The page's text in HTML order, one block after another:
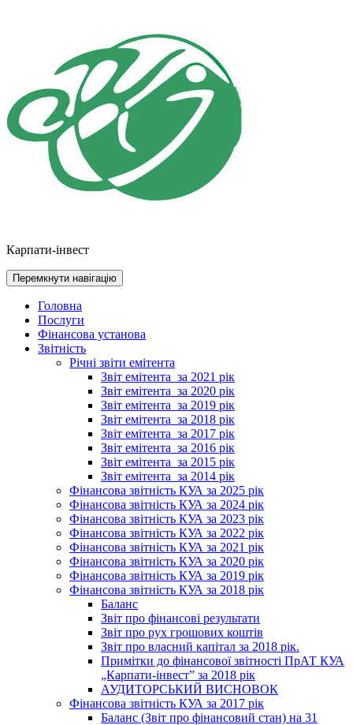
Карпати-інвест
Перемкнути навігацію
Головна
Послуги
Фінансова установа
Звітність
Річні звіти емітента
Звіт емітента_за 2021 рік
Звіт емітента_за 2020 рік
Звіт емітента_за 2019 рік
Звіт емітента_за 2018 рік
Звіт емітента_за 2017 рік
Звіт емітента_за 2016 рік
Звіт емітента_за 2015 рік
Звіт емітента_за 2014 рік
Фінансова звітність КУА за 2025 рік
Фінансова звітність КУА за 2024 рік
Фінансова звітність КУА за 2023 рік
Фінансова звітність КУА за 2022 рік
Фінансова звітність КУА за 2021 рік
Фінансова звітність КУА за 2020 рік
Фінансова звітність КУА за 2019 рік
Фінансова звітність КУА за 2018 рік
Баланс
Звіт про фінансові результати
Звіт про рух грошових коштів
Звіт про власний капітал за 2018 рік.
Примітки до фінансової звітності ПрАТ КУА
„Карпати-інвест” за 2018 рік
АУДИТОРСЬКИЙ ВИСНОВОК
Фінансова звітність КУА за 2017 рік
Баланс (Звіт про фінансовий стан) на 31